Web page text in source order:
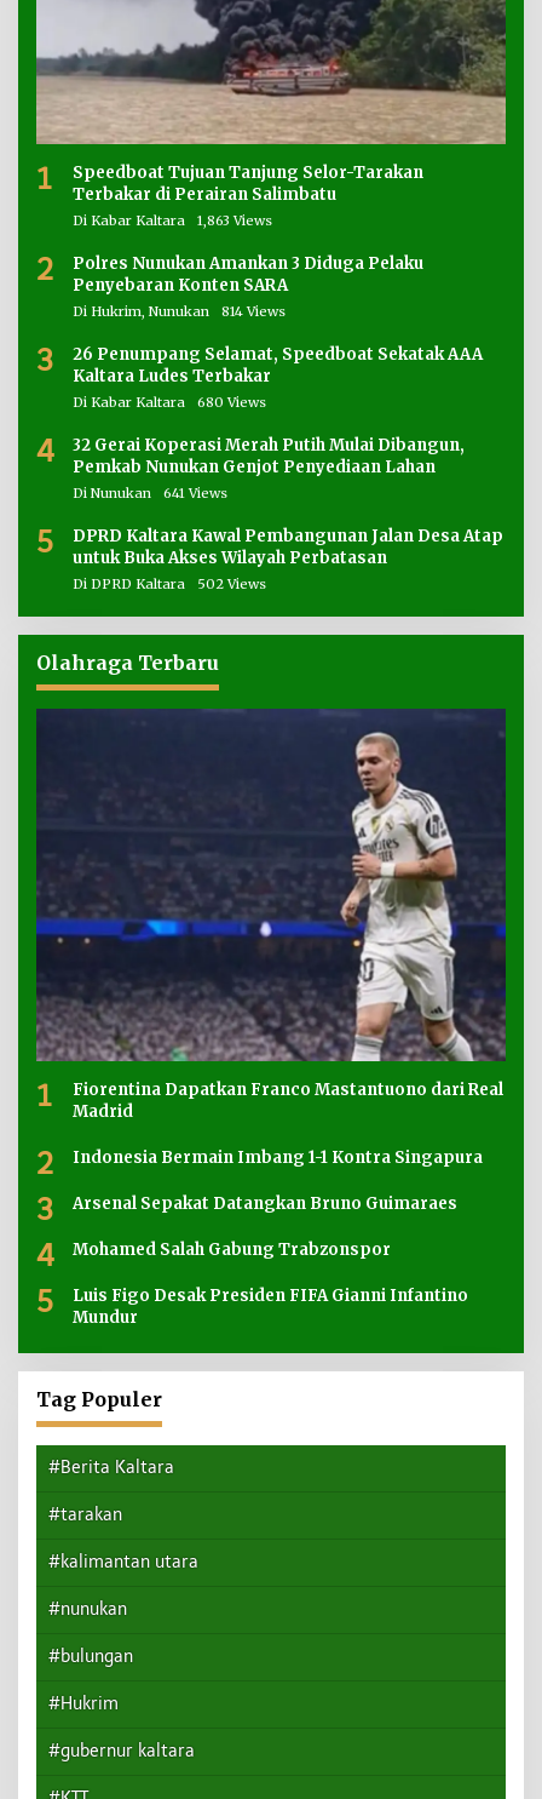
1
Speedboat Tujuan Tanjung Selor-Tarakan
Terbakar di Perairan Salimbatu
Di Kabar Kaltara 1,863 Views
2
Polres Nunukan Amankan 3 Diduga Pelaku
Penyebaran Konten SARA
Di Hukrim, Nunukan 814 Views
3
26 Penumpang Selamat, Speedboat Sekatak AAA
Kaltara Ludes Terbakar
Di Kabar Kaltara 680 Views
4
32 Gerai Koperasi Merah Putih Mulai Dibangun,
Pemkab Nunukan Genjot Penyediaan Lahan
Di Nunukan 641 Views
5
DPRD Kaltara Kawal Pembangunan Jalan Desa Atap
untuk Buka Akses Wilayah Perbatasan
Di DPRD Kaltara 502 Views
Olahraga Terbaru
1
Fiorentina Dapatkan Franco Mastantuono dari Real
Madrid
2 Indonesia Bermain Imbang 1-1 Kontra Singapura
3 Arsenal Sepakat Datangkan Bruno Guimaraes
4 Mohamed Salah Gabung Trabzonspor
5
Luis Figo Desak Presiden FIFA Gianni Infantino
Mundur
Tag Populer
#Berita Kaltara
#tarakan
#kalimantan utara
#nunukan
#bulungan
#Hukrim
#gubernur kaltara